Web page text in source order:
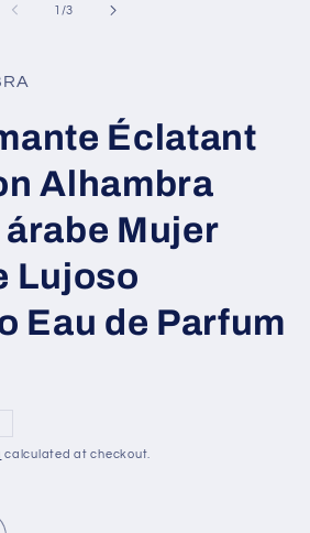
1 /of
3
Éclatant
Alhambra
Mujer
Lujoso
Eau de Parfum
calculated at checkout.